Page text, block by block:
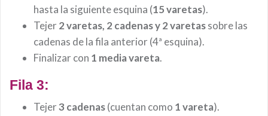
hasta la siguiente esquina (15 varetas).
Tejer2 varetas, 2 cadenas y 2 varetassobre las
cadenas de la fila anterior (4ª esquina).
Finalizar con 1 media vareta.
Fila 3:
Tejer3 cadenas(cuentan como 1 vareta).